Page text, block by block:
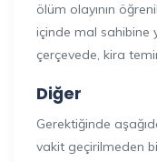
ölüm olayının
içinde mal sahibine
çerçevede, kira
Diğer
Gerektiğinde
vakit geçirilmeden